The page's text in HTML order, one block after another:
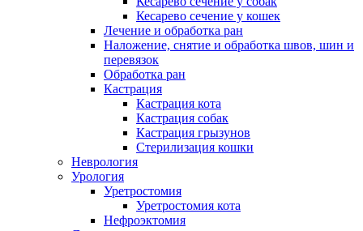
Кесарево сечение у кошек
Лечение и обработка ран
Наложение, снятие и обработка швов, шин и
перевязок
Обработка ран
Кастрация
Кастрация кота
Кастрация собак
Кастрация грызунов
Стерилизация кошки
Неврология
Урология
Уретростомия
Уретростомия кота
Нефроэктомия